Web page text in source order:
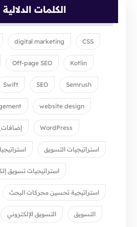
الكلمات
CSS
digital marketing
Kotlin
Off-page SEO
Semrush
SEO
Swift
website design
WordPress
استراتيجيات التسويق
استراتيجيات تسويق
استراتيجية تحسين محركات البحث
التسويق التسويق الإلكتروني